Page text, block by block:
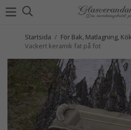
Startsida / För Bak, Matlagning,
Vackert keramik fat på fot